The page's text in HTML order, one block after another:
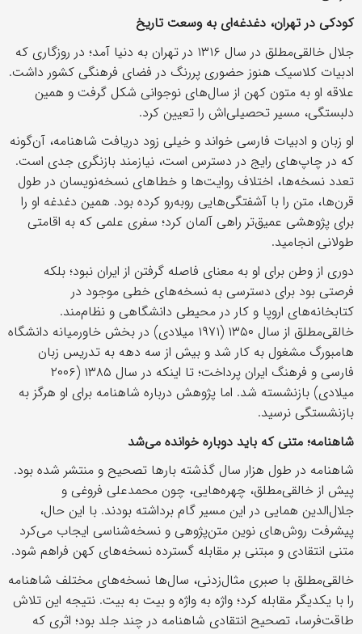
کودکی در تهران، دغدغه‌ای به وسعت تاریخ
جلال خالقی‌مطلق در سال ۱۳۱۶ در تهران به دنیا آمد؛ در روزگاری که
ادبیات کلاسیک هنوز حضوری پررنگ در فضای فرهنگی کشور داشت.
علاقه او به متون کهن از سال‌های نوجوانی شکل گرفت و همین
دلبستگی، مسیر تحصیلی‌اش را تعیین کرد.
او زبان و ادبیات فارسی خواند و خیلی زود دریافت شاهنامه، آن‌گونه
که در چاپ‌های رایج در دسترس است، نیازمند بازنگری جدی است.
تعدد نسخه‌ها، اختلاف روایت‌ها و خطا‌های نسخه‌نویسان در طول
قرن‌ها، متن را با آشفتگی‌هایی روبه‌رو کرده بود. همین دغدغه او را
برای پژوهشی عمیق‌تر راهی آلمان کرد؛ سفری علمی که به اقامتی
طولانی انجامید.
دوری از وطن برای او به معنای فاصله گرفتن از ایران نبود؛ بلکه
فرصتی بود برای دسترسی به نسخه‌های خطی موجود در
کتابخانه‌های اروپا و کار در محیطی دانشگاهی و نظام‌مند.
خالقی‌مطلق از سال ۱۳۵۰ (۱۹۷۱ میلادی) در بخش خاورمیانه دانشگاه
هامبورگ مشغول به کار شد و بیش از سه دهه به تدریس زبان
فارسی و فرهنگ ایران پرداخت؛ تا اینکه در سال ۱۳۸۵ (۲۰۰۶
میلادی) بازنشسته شد. اما پژوهش درباره شاهنامه برای او هرگز به
بازنشستگی نرسید.
شاهنامه؛ متنی که باید دوباره خوانده می‌شد
شاهنامه در طول هزار سال گذشته بار‌ها تصحیح و منتشر شده بود.
پیش از خالقی‌مطلق، چهره‌هایی، چون محمدعلی فروغی و
جلال‌الدین همایی در این مسیر گام برداشته بودند. با این حال،
پیشرفت روش‌های نوین متن‌پژوهی و نسخه‌شناسی ایجاب می‌کرد
متنی انتقادی و مبتنی بر مقابله گسترده نسخه‌های کهن فراهم شود.
خالقی‌مطلق با صبری مثال‌زدنی، سال‌ها نسخه‌های مختلف شاهنامه
را با یکدیگر مقابله کرد؛ واژه به واژه و بیت به بیت. نتیجه این تلاش
طاقت‌فرسا، تصحیح انتقادی شاهنامه در چند جلد بود؛ اثری که